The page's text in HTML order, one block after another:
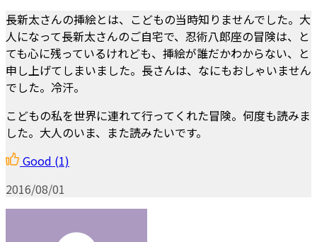
長新太さんの挿絵とは、こどもの当時知りませんでした。大
人になって長新太さんのご自宅で、忍術八郎座の冒険は、と
ても心に残っているけれども、挿絵が誰だかわからない、と
申し上げてしまいました。長さんは、なにもおしゃいません
でした。冷汗。
こどもの私を世界に連れて行ってくれた冒険。何度も読みま
した。大人のいま、また読みたいです。
Good (1)
2016/08/01